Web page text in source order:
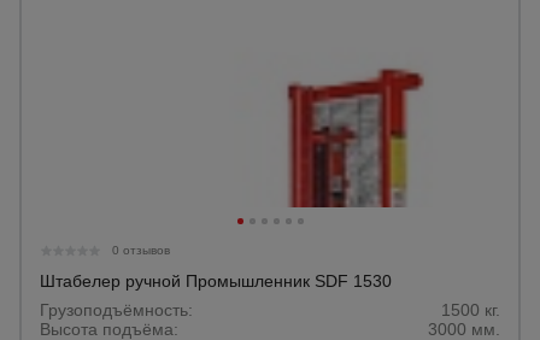
0 отзывов
Штабелер ручной Промышленник SDF 1530
Грузоподъёмность:
1500 кг.
Высота подъёма:
3000 мм.